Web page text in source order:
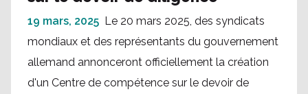
19 mars, 2025 Le 20 mars 2025, des syndicats
mondiaux et des représentants du gouvernement
allemand annonceront officiellement la création
d'un Centre de compétence sur le devoir de